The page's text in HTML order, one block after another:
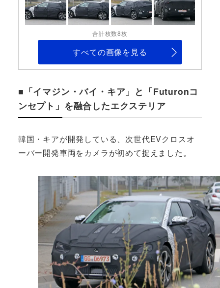
合計枚数8枚
すべての画像を見る
■「イマジン・バイ・キア」と「Futuronコ
ンセプト」を融合したエクステリア
韓国・キアが開発している、次世代EVクロスオ
ーバー開発車両をカメラが初めて捉えました。